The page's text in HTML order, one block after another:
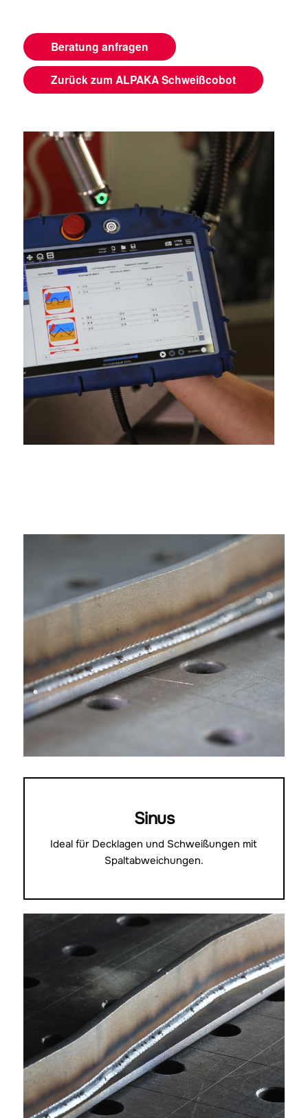
Beratung anfragen
Zurück zum ALPAKA Schweißcobot
Sinus
Ideal für Decklagen und Schweißungen mit
Spaltabweichungen.